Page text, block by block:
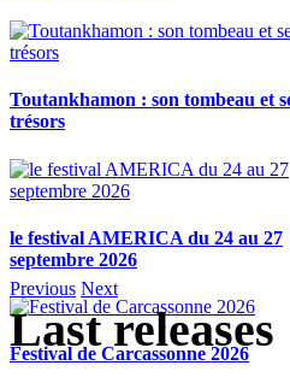
Toutankhamon : son tombeau et
trésors
le festival AMERICA du 24 au 27
septembre 2026
Festival de Carcassonne 2026
Previous Next
Last releases